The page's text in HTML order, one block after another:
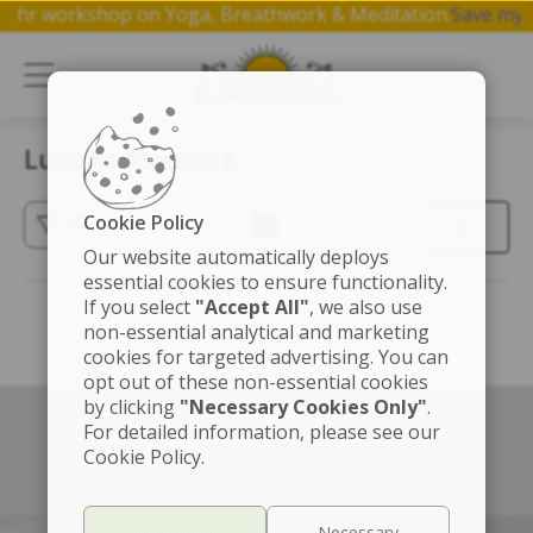
1 hr workshop on Yoga, Breathwork & Meditation.Save
Luciana Macetti K.
(3)
Left box align left Right box align right
Cookie Policy
Our website automatically deploys
essential cookies to ensure functionality.
If you select "Accept All", we also use
non-essential analytical and marketing
cookies for targeted advertising. You can
opt out of these non-essential cookies
by clicking "Necessary Cookies Only".
For detailed information, please see our
Cookie Policy.